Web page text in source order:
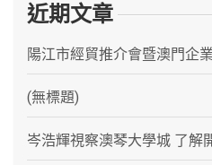
近期文章
陽江市經貿推介會暨澳門企
(無標題)
岑浩輝視察澳琴大學城 了解